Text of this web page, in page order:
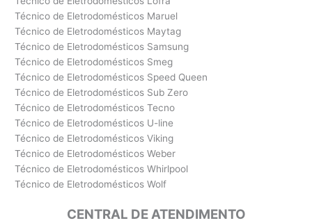
Técnico de Eletrodomésticos Maruel
Técnico de Eletrodomésticos Maytag
Técnico de Eletrodomésticos Samsung
Técnico de Eletrodomésticos Smeg
Técnico de Eletrodomésticos Speed Queen
Técnico de Eletrodomésticos Sub Zero
Técnico de Eletrodomésticos Tecno
Técnico de Eletrodomésticos U-line
Técnico de Eletrodomésticos Viking
Técnico de Eletrodomésticos Weber
Técnico de Eletrodomésticos Whirlpool
Técnico de Eletrodomésticos Wolf
CENTRAL DE ATENDIMENTO